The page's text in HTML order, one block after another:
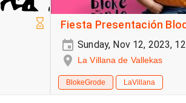
Fiesta Presentación
Sunday, Nov 12, 2023,
La Villana de Vallekas
BlokeGrode LaVillana